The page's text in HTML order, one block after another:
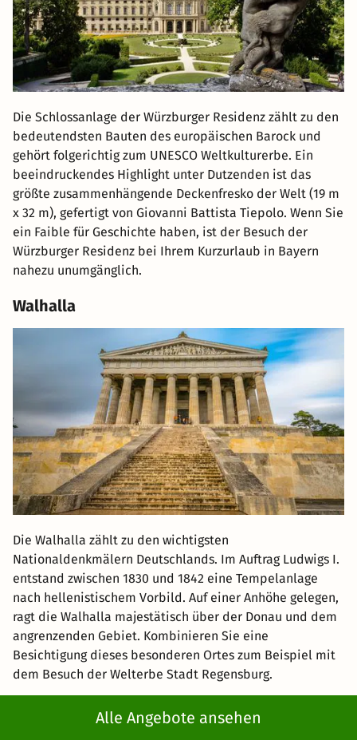
Alle Angebote ansehen
Die Schlossanlage der Würzburger Residenz zählt zu den
bedeutendsten Bauten des europäischen Barock und
gehört folgerichtig zum UNESCO Weltkulturerbe. Ein
beeindruckendes Highlight unter Dutzenden ist das
größte zusammenhängende Deckenfresko der Welt (19 m
x 32 m), gefertigt von Giovanni Battista Tiepolo. Wenn Sie
ein Faible für Geschichte haben, ist der Besuch der
Würzburger Residenz bei Ihrem Kurzurlaub in Bayern
nahezu unumgänglich.
Walhalla
Die Walhalla zählt zu den wichtigsten
Nationaldenkmälern Deutschlands. Im Auftrag Ludwigs I.
entstand zwischen 1830 und 1842 eine Tempelanlage
nach hellenistischem Vorbild. Auf einer Anhöhe gelegen,
ragt die Walhalla majestätisch über der Donau und dem
angrenzenden Gebiet. Kombinieren Sie eine
Besichtigung dieses besonderen Ortes zum Beispiel mit
dem Besuch der Welterbe Stadt Regensburg.
Kaiserburg Nürnberg